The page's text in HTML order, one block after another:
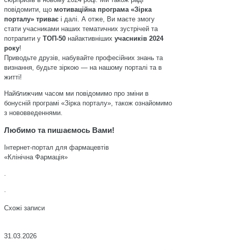
повідомити, що мотиваційна програма «Зірка
порталу» триває і далі. А отже, Ви маєте змогу
стати учасниками наших тематичних зустрічей та
потрапити у ТОП-50 найактивніших учасників 2024
року!
Приводьте друзів, набувайте професійних знань та
визнання, будьте зіркою — на нашому порталі та в
житті!
Найближчим часом ми повідомимо про зміни в
бонусній програмі «Зірка порталу», також ознайомимо
з нововведеннями.
Любимо та пишаємось Вами!
Інтернет-портал для фармацевтів
«Клінічна Фармація»
Схожі записи
31.03.2026